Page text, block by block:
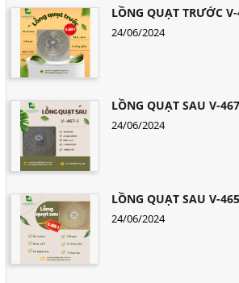
LỒNG QUẠT TRƯỚC
24/06/2024
LỒNG QUẠT SAU V-
24/06/2024
LỒNG QUẠT SAU V-
24/06/2024